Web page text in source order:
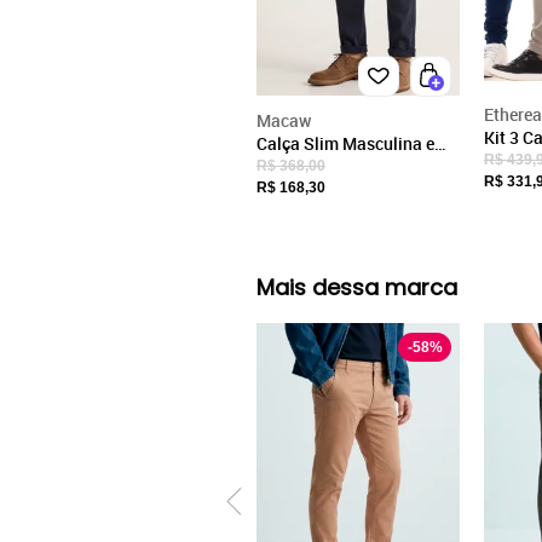
Ver detalhes sobre o vendedor
VER MAIS
Macaw Bege
Macaw
Calça Slim Masculina em
R$ 368,00
R$ 168,30
Kit 3
Jeans
R$
R$
Mais dessa marca
-58%